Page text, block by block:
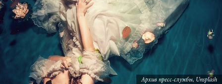
Архив пресс-службы, Unsplash